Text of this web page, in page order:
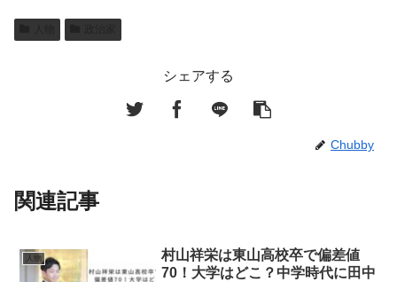
シェアする
Chubby
関連記事
人物
村山祥栄は東山高校卒で偏差値
70！大学はどこ？中学時代に田中